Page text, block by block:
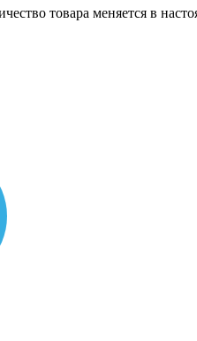
товара меняется в